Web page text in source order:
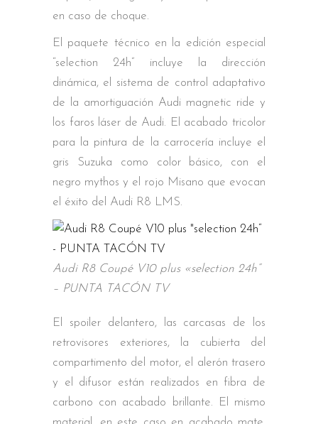
en caso de choque.
El paquete técnico en la edición especial
“selection 24h” incluye la dirección
dinámica, el sistema de control adaptativo
de la amortiguación Audi magnetic ride y
los faros láser de Audi. El acabado tricolor
para la pintura de la carrocería incluye el
gris Suzuka como color básico, con el
negro mythos y el rojo Misano que evocan
el éxito del Audi R8 LMS.
Audi R8 Coupé V10 plus «selection 24h“
– PUNTA TACÓN TV
El spoiler delantero, las carcasas de los
retrovisores exteriores, la cubierta del
compartimento del motor, el alerón trasero
y el difusor están realizados en fibra de
carbono con acabado brillante. El mismo